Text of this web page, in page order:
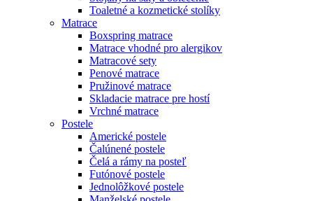
Toaletné a kozmetické stolíky
Matrace
Boxspring matrace
Matrace vhodné pro alergikov
Matracové sety
Penové matrace
Pružinové matrace
Skladacie matrace pre hostí
Vrchné matrace
Postele
Americké postele
Čalúnené postele
Čelá a rámy na posteľ
Futónové postele
Jednolôžkové postele